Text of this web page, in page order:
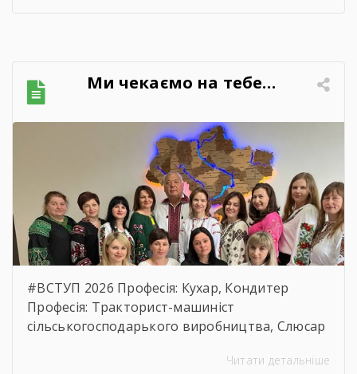
обгрунтування технічних та якісних
характеристик предмета закупівлі, розміру
бюджетного призначення, очікуваної
вартості предмета закупівлі.
https://drive.google.com/file/d/
Ми чекаємо на тебе…
#ВСТУП 2026 Професія: Кухар, Кондитер
Професія: Тракторист-машиніст
сільськогосподарького виробництва, Слюсар
устаткування, водій автотранспортних
Читати детальніше